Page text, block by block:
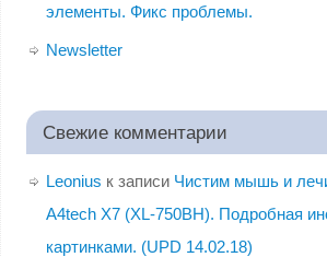
элементы. Фикс проблемы.
Newsletter
Свежие комментарии
Leonius к записи Чистим мышь и
A4tech X7 (XL-750BH). Подробная
картинками. (UPD 14.02.18)